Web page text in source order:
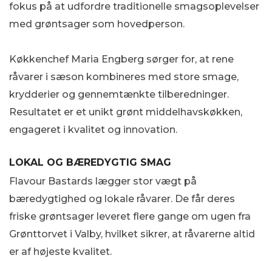
fokus på at udfordre traditionelle smagsoplevelser
med grøntsager som hovedperson.
Køkkenchef Maria Engberg sørger for, at rene
råvarer i sæson kombineres med store smage,
krydderier og gennemtænkte tilberedninger.
Resultatet er et unikt grønt middelhavskøkken,
engageret i kvalitet og innovation.
LOKAL OG BÆREDYGTIG SMAG
Flavour Bastards lægger stor vægt på
bæredygtighed og lokale råvarer. De får deres
friske grøntsager leveret flere gange om ugen fra
Grønttorvet i Valby, hvilket sikrer, at råvarerne altid
er af højeste kvalitet.